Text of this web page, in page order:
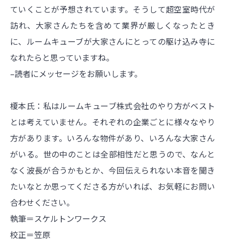
ていくことが予想されています。そうして超空室時代が
訪れ、大家さんたちを含めて業界が厳しくなったとき
に、ルームキューブが大家さんにとっての駆け込み寺に
なれたらと思っていますね。
–読者にメッセージをお願いします。
榎本氏：私はルームキューブ株式会社のやり方がベスト
とは考えていません。それぞれの企業ごとに様々なやり
方があります。いろんな物件があり、いろんな大家さん
がいる。世の中のことは全部相性だと思うので、なんと
なく波長が合うかもとか、今回伝えられない本音を聞き
たいなとか思ってくださる方がいれば、お気軽にお問い
合わせください。
執筆＝スケルトンワークス
校正＝笠原